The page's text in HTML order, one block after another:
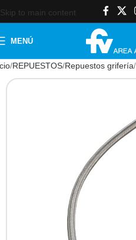
Skip to main content
MENÚ
REPUESTOS Repuestos grifería